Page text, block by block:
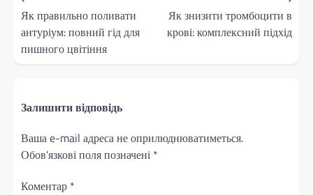
записів
Як правильно поливати
антуріум: повний гід для
пишного цвітіння
Як знизити тромбоцити в
крові: комплексний підхід
Залишити відповідь
Ваша e-mail адреса не оприлюднюватиметься.
Обов’язкові поля позначені *
Коментар *